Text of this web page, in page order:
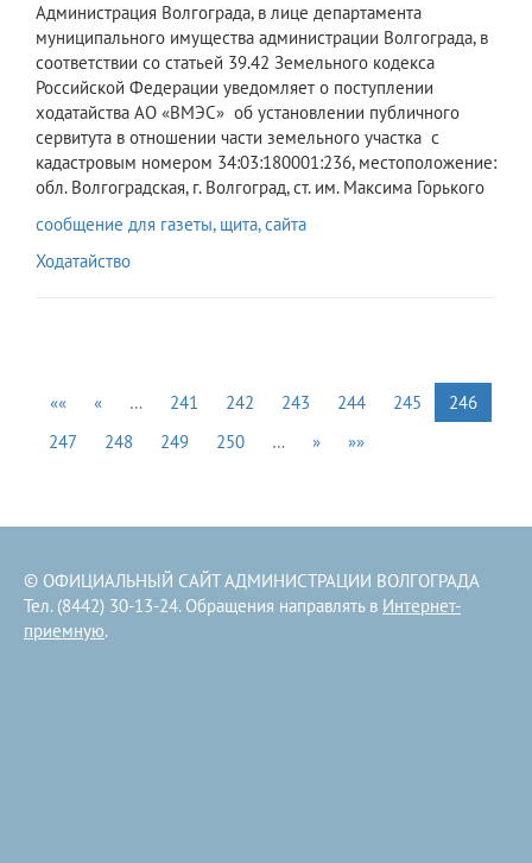
​Администрация Волгограда, в лице департамента
муниципального имущества администрации Волгограда, в
соответствии со статьей 39.42 Земельного кодекса
Российской Федерации уведомляет о поступлении
ходатайства АО «ВМЭС» об установлении публичного
сервитута в отношении части земельного участка с
кадастровым номером 34:03:180001:236, местоположение:
обл. Волгоградская, г. Волгоград, ст. им. Максима Горького
сообщение для газеты, щита, сайта
Ходатайство
«« « … 241 242 243 244 245
246
247
248 249 250 … » »»
© ОФИЦИАЛЬНЫЙ САЙТ АДМИНИСТРАЦИИ ВОЛГОГРАДА
Тел. (8442) 30-13-24. Обращения направлять в Интернет-
приемную.